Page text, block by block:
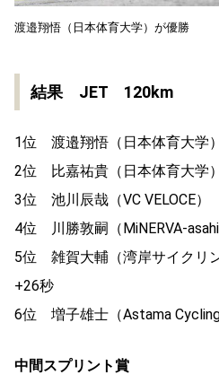
渡邉翔悟（日本体育大学）が優勝
結果 JET 120km
1位 渡邉翔悟（日本体育大学
2位 比嘉祐貴（日本体育大
3位 池川辰哉（VC VELOCE
4位 川勝敦嗣（MiNERVA-
5位 雑賀大輔（湾岸サイクリ
+26秒
6位 増子雄士（Astama
中間スプリント賞